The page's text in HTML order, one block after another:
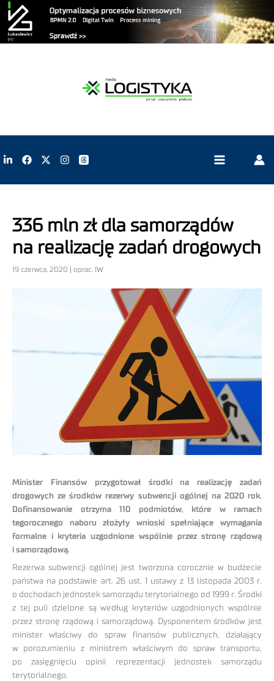
336 mln zł dla samorządów
na realizację zadań drogowych
19 czerwca, 2020 | oprac. IW
Minister Finansów przygotował środki na realizację zadań
drogowych ze środków rezerwy subwencji ogólnej na 2020 rok.
Dofinansowanie otrzyma 110 podmiotów, które w ramach
tegorocznego naboru złożyły wnioski spełniające wymagania
formalne i kryteria uzgodnione wspólnie przez stronę rządową
i samorządową.
Rezerwa subwencji ogólnej jest tworzona corocznie w budżecie
państwa na podstawie art. 26 ust. 1 ustawy z 13 listopada 2003 r.
o dochodach jednostek samorządu terytorialnego od 1999 r. Środki
z tej puli dzielone są według kryteriów uzgodnionych wspólnie
przez stronę rządową i samorządową. Dysponentem środków jest
minister właściwy do spraw finansów publicznych, działający
w porozumieniu z ministrem właściwym do spraw transportu,
po zasięgnięciu opinii reprezentacji jednostek samorządu
terytorialnego.